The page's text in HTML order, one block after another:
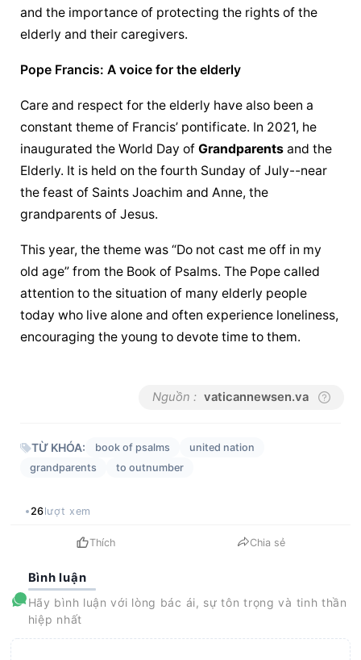
and the importance of protecting the rights of the
elderly and their caregivers.
Pope Francis: A voice for the elderly
Care and respect for the elderly have also been a
constant theme of Francis’ pontificate. In 2021, he
inaugurated the World Day of Grandparents and the
Elderly. It is held on the fourth Sunday of July--near
grandparents of Jesus.
This year, the theme was “Do not cast me off in my
old age” from the Book of Psalms. The Pope called
attention to the situation of many elderly people
today who live alone and often experience loneliness,
encouraging the young to devote time to them.
Nguồn : vaticannewsen.va
TỪ KHÓA: book of psalms
united nation
grandparents
to outnumber
26lượt xem
Thích Chia sẻ
Bình luận
Hãy bình luận với lòng bác ái, sự tôn trọng và tinh thần
hiệp nhất